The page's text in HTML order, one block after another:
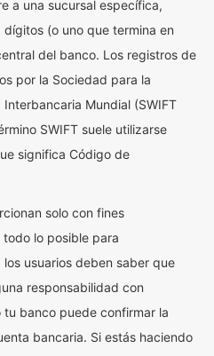
a una sucursal específica,
(o uno que termina en
del banco. Los registros de
por la Sociedad para la
Mundial (SWIFT
SWIFT suele utilizarse
significa Código de
solo con fines
lo posible para
usuarios deben saber que
responsabilidad con
banco puede confirmar la
bancaria. Si estás haciendo